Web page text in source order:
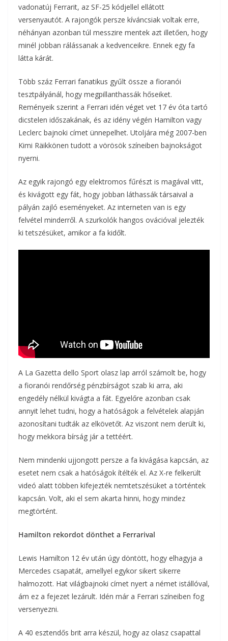
vadonatúj Ferrarit, az SF-25 kódjellel ellátott
versenyautót. A rajongók persze kíváncsiak voltak erre,
néhányan azonban túl messzire mentek azt illetően, hogy
minél jobban rálássanak a kedvenceikre. Ennek egy fa
látta kárát.
Több száz Ferrari fanatikus gyűlt össze a fioranói
tesztpályánál, hogy megpillanthassák hőseiket.
Reményeik szerint a Ferrari idén véget vet 17 év óta tartó
dicstelen időszakának, és az idény végén Hamilton vagy
Leclerc bajnoki címet ünnepelhet. Utoljára még 2007-ben
Kimi Räikkönen tudott a vörösök színeiben bajnokságot
nyerni.
Az egyik rajongó egy elektromos fűrészt is magával vitt,
és kivágott egy fát, hogy jobban láthassák társaival a
pályán zajló eseményeket. Az interneten van is egy
felvétel minderről. A szurkolók hangos ovációval jelezték
ki tetszésüket, amikor a fa kidőlt.
A La Gazetta dello Sport olasz lap arról számolt be, hogy
a fioranói rendőrség pénzbírságot szab ki arra, aki
engedély nélkül kivágta a fát. Egyelőre azonban csak
annyit lehet tudni, hogy a hatóságok a felvételek alapján
azonosítani tudták az elkövetőt. Az viszont nem derült ki,
hogy mekkora bírság jár a tettéért.
Nem mindenki ujjongott persze a fa kivágása kapcsán, az
esetet nem csak a hatóságok ítélték el. Az X-re felkerült
videó alatt többen kifejezték nemtetszésüket a történtek
kapcsán. Volt, aki el sem akarta hinni, hogy mindez
megtörtént.
Hamilton rekordot dönthet a Ferrarival
Lewis Hamilton 12 év után úgy döntött, hogy elhagyja a
Mercedes csapatát, amellyel egykor sikert sikerre
halmozott. Hat világbajnoki címet nyert a német istállóval,
ám ez a fejezet lezárult. Idén már a Ferrari színeiben fog
versenyezni.
A 40 esztendős brit arra készül, hogy az olasz csapattal